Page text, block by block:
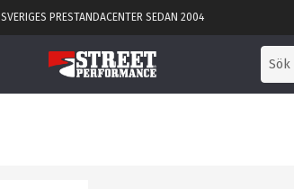
SVERIGES PRESTANDACENTER SEDAN 2004